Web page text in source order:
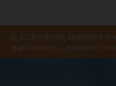
© 2026 Jednota, spotřební
mapa serveru | nastavení